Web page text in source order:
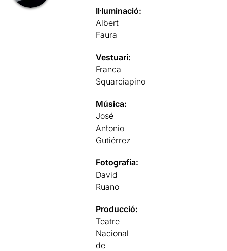
Il·luminació:
Albert
Faura
Vestuari:
Franca
Squarciapino
Música:
José
Antonio
Gutiérrez
Fotografia:
David
Ruano
Producció:
Teatre
Nacional
de